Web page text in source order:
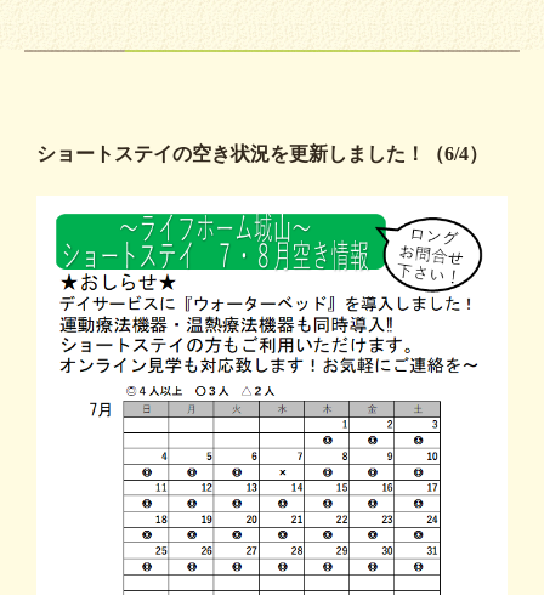
ショートステイの空き状況を更新しました！（6/4）